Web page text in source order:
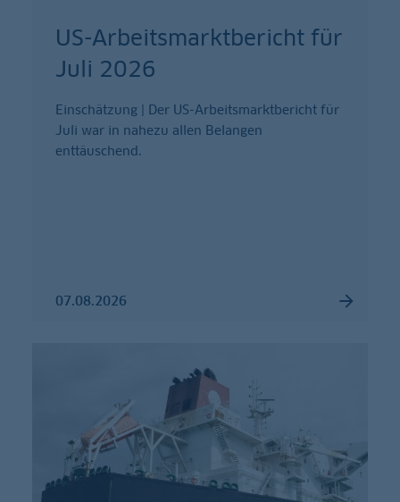
US-Arbeitsmarktbericht für
Juli 2026
Einschätzung | Der US-Arbeitsmarktbericht für
Juli war in nahezu allen Belangen
enttäuschend.
07.08.2026